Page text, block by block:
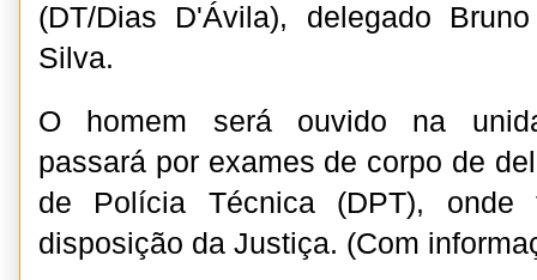
(DT/Dias D'Ávila), delegado
Silva.
O homem será ouvido na
passará por exames de corpo de
de Polícia Técnica (DPT), onde
disposição da Justiça. (Com